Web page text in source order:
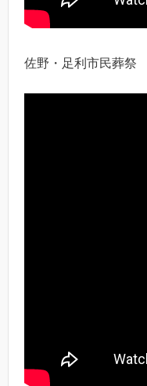
佐野・足利市民葬祭